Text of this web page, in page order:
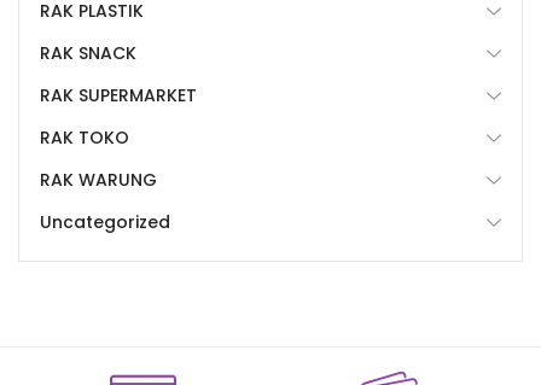
RAK PLASTIK
RAK SNACK
RAK SUPERMARKET
RAK TOKO
RAK WARUNG
Uncategorized